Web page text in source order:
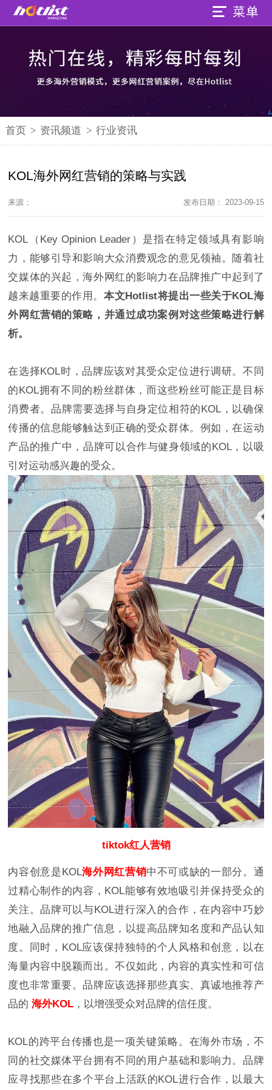
首页 > 资讯频道 > 行业资讯
KOL海外网红营销的策略与实践
来源： 发布日期： 2023-09-15
KOL（Key Opinion Leader）是指在特定领域具有影响
力，能够引导和影响大众消费观念的意见领袖。随着社
交媒体的兴起，海外网红的影响力在品牌推广中起到了
越来越重要的作用。 本文Hotlist将提出一些关于KOL海
外网红营销的策略，并通过成功案例对这些策略进行解
析。
在选择KOL时，品牌应该对其受众定位进行调研。不同
的KOL拥有不同的粉丝群体，而这些粉丝可能正是目标
消费者。品牌需要选择与自身定位相符的KOL，以确保
传播的信息能够触达到正确的受众群体。例如，在运动
产品的推广中，品牌可以合作与健身领域的KOL，以吸
引对运动感兴趣的受众。
tiktok红人营销
内容创意是KOL海外网红营销中不可或缺的一部分。通
过精心制作的内容，KOL能够有效地吸引并保持受众的
关注。品牌可以与KOL进行深入的合作，在内容中巧妙
地融入品牌的推广信息，以提高品牌知名度和产品认知
度。同时，KOL应该保持独特的个人风格和创意，以在
海量内容中脱颖而出。不仅如此，内容的真实性和可信
度也非常重要。品牌应该选择那些真实、真诚地推荐产
品的海外KOL ，以增强受众对品牌的信任度。
KOL的跨平台传播也是一项关键策略。在海外市场，不
同的社交媒体平台拥有不同的用户基础和影响力。品牌
应寻找那些在多个平台上活跃的KOL进行合作，以最大